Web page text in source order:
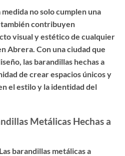
no solo cumplen una
contribuyen
visual y estético de cualquier
Abrera. Con una ciudad que
las barandillas hechas a
de crear espacios únicos y
el estilo y la identidad del
Metálicas Hechas a
barandillas metálicas a